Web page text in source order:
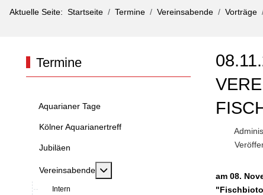
Aktuelle Seite: Startseite Termine Vereinsabende Vorträge
Termine
Aquarianer Tage
Kölner Aquarianertreff
Jubiläen
Vereinsabende
Intern
am 08.